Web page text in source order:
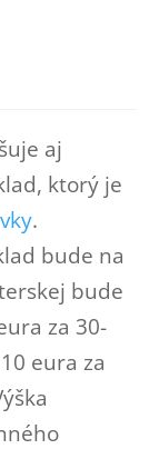
aj
ktorý je
.
bude na
bude
za 30-
eura za